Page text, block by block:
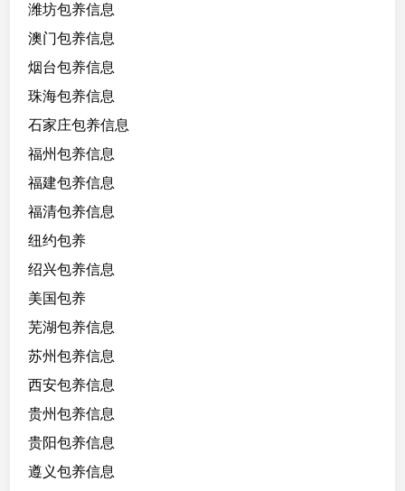
潍坊包养信息
澳门包养信息
烟台包养信息
珠海包养信息
石家庄包养信息
福州包养信息
福建包养信息
福清包养信息
纽约包养
绍兴包养信息
美国包养
芜湖包养信息
苏州包养信息
西安包养信息
贵州包养信息
贵阳包养信息
遵义包养信息